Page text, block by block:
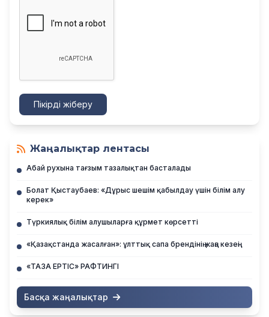
Пікірді жіберу
Жаңалықтар лентасы
Абай рухына тағзым тазалықтан басталады
Болат Қыстаубаев: «Дұрыс шешім қабылдау үшін білім алу
керек»
Түркиялық білім алушыларға құрмет көрсетті
«Қазақстанда жасалған»: ұлттық сапа брендінің жаңа кезеңі
«ТАЗА ЕРТІС» РАФТИНГІ
Басқа жаңалықтар